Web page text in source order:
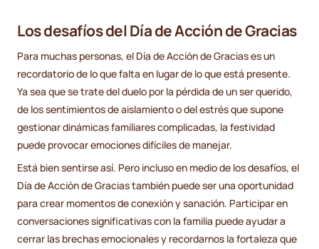
Los desafíos del Día de Acción de Gracias
Para muchas personas, el Día de Acción de Gracias es un
recordatorio de lo que falta en lugar de lo que está presente.
Ya sea que se trate del duelo por la pérdida de un ser querido,
de los sentimientos de aislamiento o del estrés que supone
gestionar dinámicas familiares complicadas, la festividad
puede provocar emociones difíciles de manejar.
Está bien sentirse así. Pero incluso en medio de los desafíos, el
Día de Acción de Gracias también puede ser una oportunidad
para crear momentos de conexión y sanación. Participar en
conversaciones significativas con la familia puede ayudar a
cerrar las brechas emocionales y recordarnos la fortaleza que